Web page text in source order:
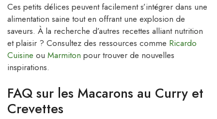
Ces petits délices peuvent facilement s’intégrer dans une
alimentation saine tout en offrant une explosion de
saveurs. À la recherche d’autres recettes alliant nutrition
et plaisir ? Consultez des ressources comme Ricardo
Cuisine ou Marmiton pour trouver de nouvelles
inspirations.
FAQ sur les Macarons au Curry et
Crevettes